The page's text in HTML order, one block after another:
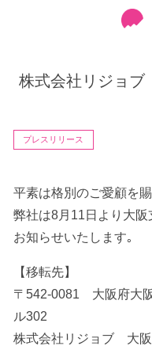
株式会社リジョ
プレスリリース
平素は格別のご愛顧を
弊社は8月11日より大阪
お知らせいたします｡
【移転先】
〒542-0081 大阪府大
ル302
株式会社リジョブ 大